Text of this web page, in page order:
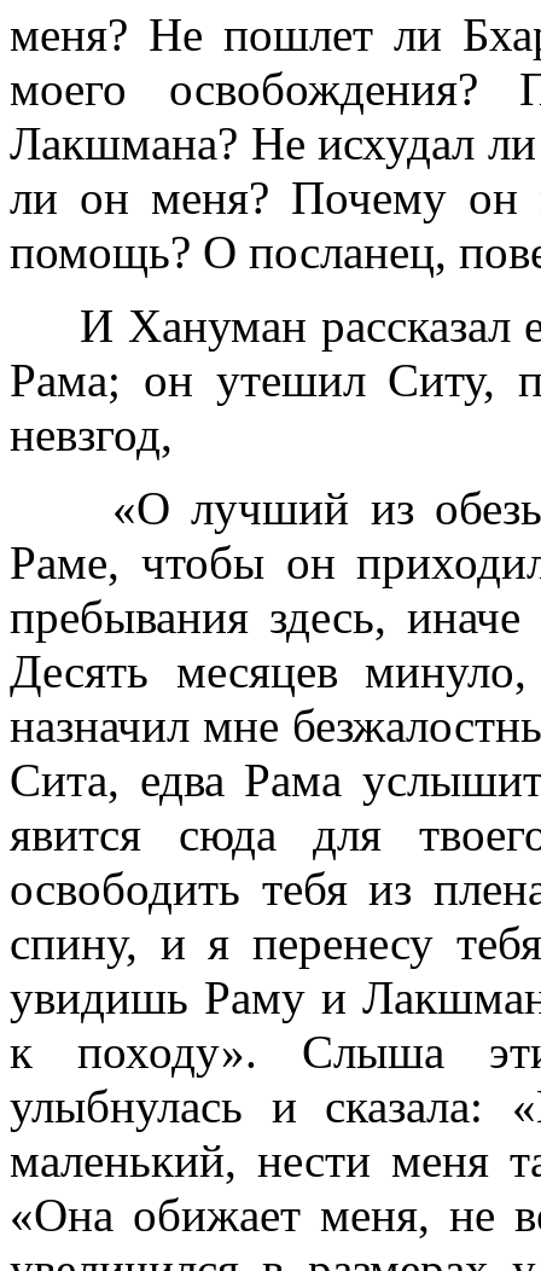
меня? Не пошлет ли
моего
Лакшмана? Не исхудал
ли он меня? Почему он
помощь? О посланец,
И Хануман рассказал
Рама; он утешил Ситу,
невзгод,
«О лучший из
Раме, чтобы он
пребывания здесь,
Десять месяцев
назначил мне
Сита, едва Рама
явится сюда для
освободить тебя из
спину, и я перенесу
увидишь Раму и
к походу». Слыша
улыбнулась и сказала:
маленький, нести меня
«Она обижает меня, не